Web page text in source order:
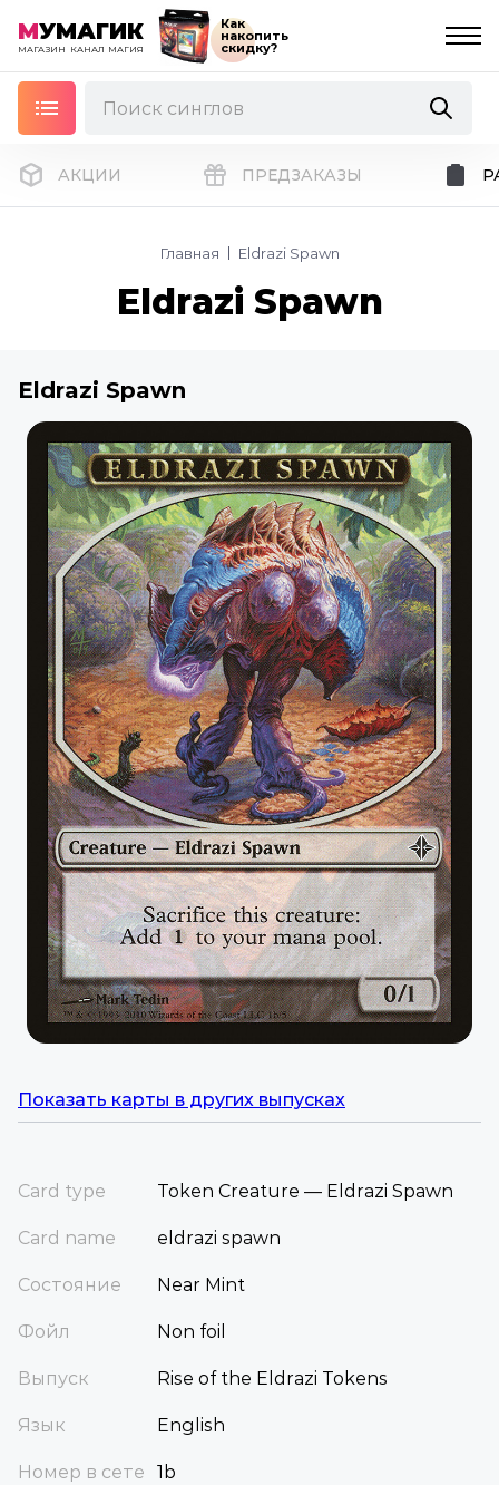
МУМАГИК
МАГАЗИН КАНАЛ МАГИЯ
Как
накопить
скидку?
АКЦИИ ПРЕДЗАКАЗЫ
Главная Eldrazi Spawn
Eldrazi Spawn
Eldrazi Spawn
Показать карты в других выпусках
Card type Token Creature — Eldrazi Spawn
Card name eldrazi spawn
Состояние Near Mint
Фойл Non foil
Выпуск Rise of the Eldrazi Tokens
Язык English
Номер в сете 1b